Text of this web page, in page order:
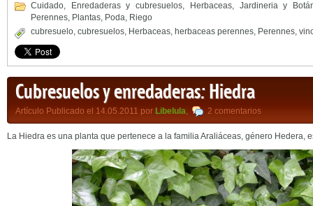
Cuidado, Enredaderas y cubresuelos, Herbaceas, Jardineria y
Perennes, Plantas, Poda, Riego
cubresuelo, cubresuelos, Herbaceas, herbaceas perennes, Perennes,
Cubresuelos y enredaderas: Hiedra
Artículo Publicado el 14.05.2011 por Libelula, 2 comentarios
La Hiedra es una planta que pertenece a la familia Araliáceas, género Hedera,